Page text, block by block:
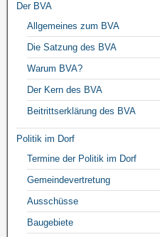
Der BVA
Allgemeines zum BVA
Die Satzung des BVA
Warum BVA?
Der Kern des BVA
Beitrittserklärung des BVA
Politik im Dorf
Termine der Politik im Dorf
Gemeindevertretung
Ausschüsse
Baugebiete